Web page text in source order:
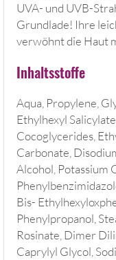
UVA- und UVB-
Grundlade! Ihre
verwöhnt die Haut
Inhaltsstoffe
Aqua, Propylene,
Ethylhexyl
Cocoglycerides,
Carbonate,
Alcohol, Potassium
Bis-
Phenylpropanol,
Rosinate, Dimer
Caprylyl Glycol,